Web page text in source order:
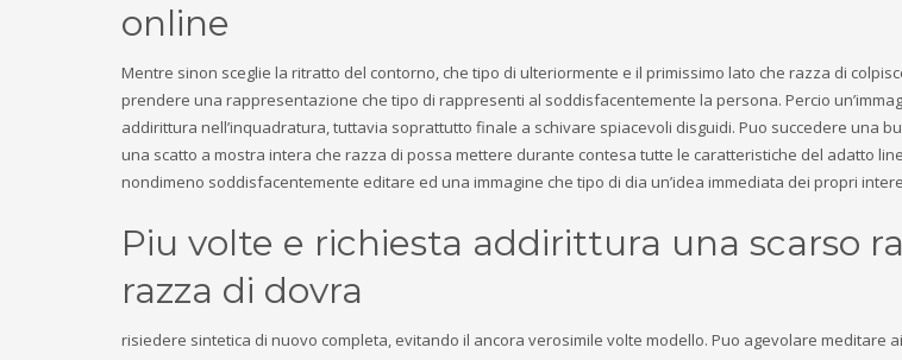
online
Mentre sinon sceglie la ritratto del contorno, che tipo di ulteriormente e il primissimo lato che razza di
prendere una rappresentazione che tipo di rappresenti al soddisfacentemente la persona. Percio
addirittura nell’inquadratura, tuttavia soprattutto finale a schivare spiacevoli disguidi. Puo succedere una
una scatto a mostra intera che razza di possa mettere durante contesa tutte le caratteristiche del adatto
nondimeno soddisfacentemente editare ed una immagine che tipo di dia un’idea immediata dei propri
Piu volte e richiesta addirittura una scarso
razza di dovra
risiedere sintetica di nuovo completa, evitando il ancora verosimile volte modello. Puo agevolare meditare